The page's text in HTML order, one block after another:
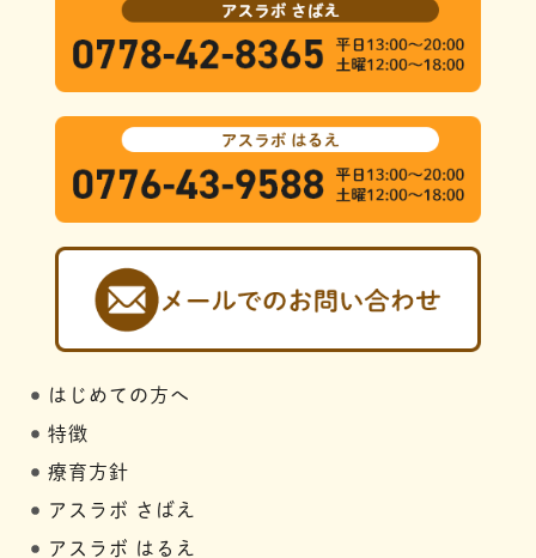
はじめての方へ
特徴
療育方針
アスラボ さばえ
アスラボ はるえ